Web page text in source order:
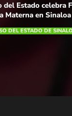
del Estado celebra
Materna en Sinaloa
DEL ESTADO DE